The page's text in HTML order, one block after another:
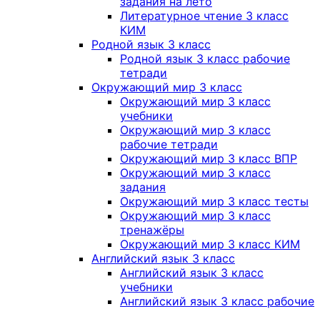
Литературное чтение 3 класс
КИМ
Родной язык 3 класс
Родной язык 3 класс рабочие
тетради
Окружающий мир 3 класс
Окружающий мир 3 класс
учебники
Окружающий мир 3 класс
рабочие тетради
Окружающий мир 3 класс ВПР
Окружающий мир 3 класс
задания
Окружающий мир 3 класс тесты
Окружающий мир 3 класс
тренажёры
Окружающий мир 3 класс КИМ
Английский язык 3 класс
Английский язык 3 класс
учебники
Английский язык 3 класс рабочие